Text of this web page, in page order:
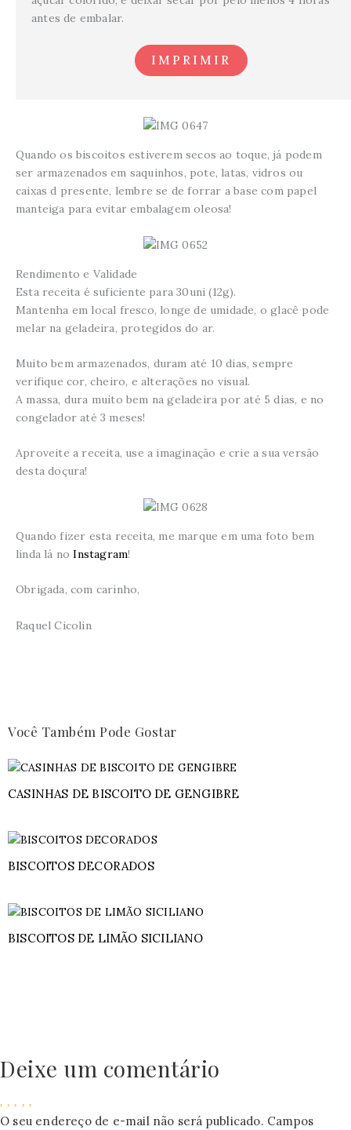
antes de embalar.
IMPRIMIR
Quando os biscoitos estiverem secos ao toque, já podem
ser armazenados em saquinhos, pote, latas, vidros ou
caixas d presente, lembre se de forrar a base com papel
manteiga para evitar embalagem oleosa!
Rendimento e Validade
Esta receita é suficiente para 30uni (12g).
Mantenha em local fresco, longe de umidade, o glacê pode
melar na geladeira, protegidos do ar.
Muito bem armazenados, duram até 10 dias, sempre
verifique cor, cheiro, e alterações no visual.
A massa, dura muito bem na geladeira por até 5 dias, e no
congelador até 3 meses!
Aproveite a receita, use a imaginação e crie a sua versão
desta doçura!
Quando fizer esta receita, me marque em uma foto bem
linda lá noInstagram!
Obrigada, com carinho,
Raquel Cicolin
Você Também Pode Gostar
CASINHAS DE BISCOITO DE GENGIBRE
BISCOITOS DECORADOS
BISCOITOS DE LIMÃO SICILIANO
Deixe um comentário
O seu endereço de e-mail não será publicado. Campos